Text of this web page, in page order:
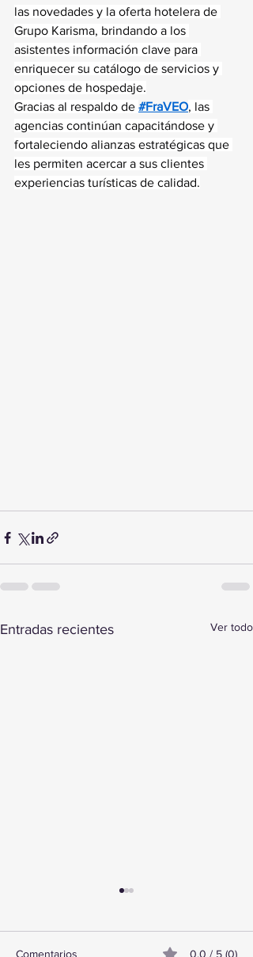
las novedades y la oferta hotelera de
Grupo Karisma, brindando a los
asistentes información clave para
enriquecer su catálogo de servicios y
opciones de hospedaje.
Gracias al respaldo de #FraVEO, las
agencias continúan capacitándose y
fortaleciendo alianzas estratégicas que
les permiten acercar a sus clientes
experiencias turísticas de calidad.
Entradas recientes Ver todo
Comentarios 0.0 / 5 (0)